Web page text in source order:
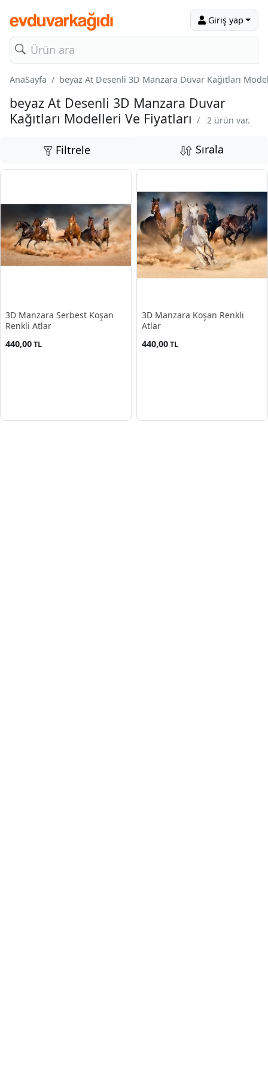
Giriş yap
AnaSayfa beyaz At Desenli 3D Manzara Duvar Kağıtları
beyaz At Desenli 3D Manzara Duvar
Kağıtları Modelleri Ve Fiyatları / 2 ürün var.
Filtrele Sırala
3D Manzara Serbest Koşan
Renkli Atlar
440,00TL
3D Manzara Koşan Renkli
Atlar
440,00TL